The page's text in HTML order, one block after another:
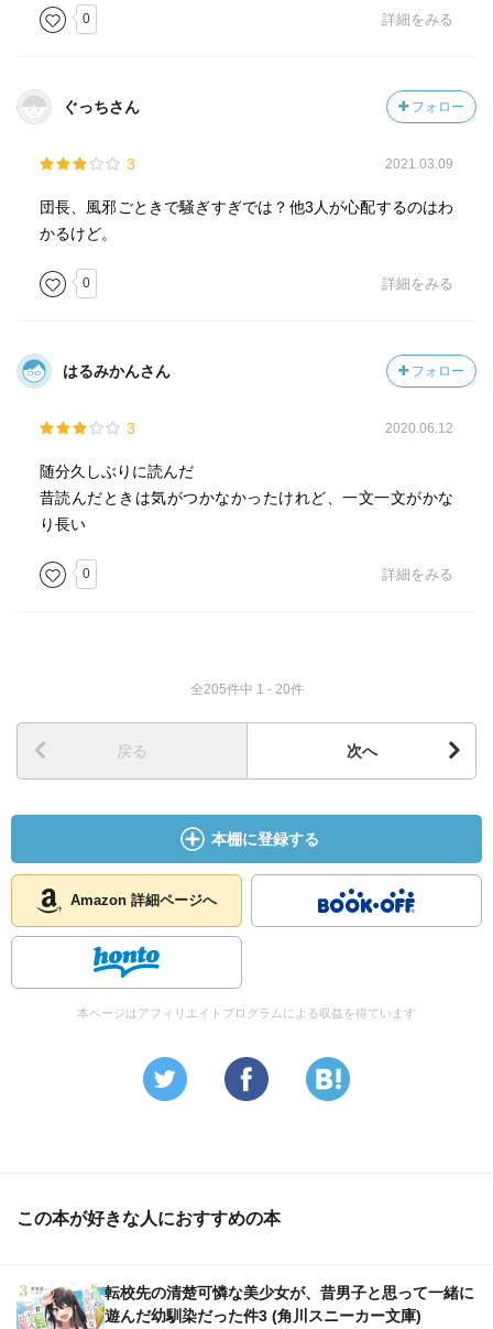
0 詳細をみる
ぐっちさん フォロー
3 2021.03.09
団長、風邪ごときで騒ぎすぎでは？他3人が心配するのはわ
かるけど。
0 詳細をみる
はるみかんさん フォロー
3 2020.06.12
随分久しぶりに読んだ
昔読んだときは気がつかなかったけれど、一文一文がかな
り長い
0 詳細をみる
全205件中 1 - 20件
戻る 次へ
本棚に登録する
Amazon 詳細ページへ
本ページはアフィリエイトプログラムによる収益を得ています
この本が好きな人におすすめの本
転校先の清楚可憐な美少女が、昔男子と思って一緒に
遊んだ幼馴染だった件3 (角川スニーカー文庫)